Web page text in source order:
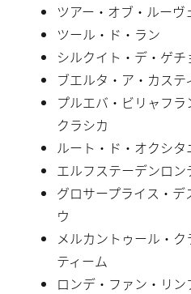
ツアー・オブ・ルーヴ
ツール・ド・ラン
シルクイト・デ・ゲチ
ブエルタ・ア・カス
プルエバ・ビリャフラ
クラシカ
ルート・ド・オクシタ
エルフステーデンロン
グロサープライス・
ウ
メルカントゥール・
ティーム
ロンデ・ファン・リン